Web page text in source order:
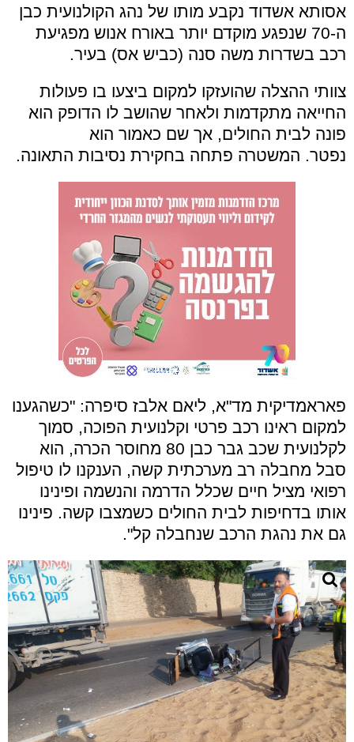
אסותא אשדוד נקבע מותו של נהג הקולנועית כבן
ה-70 שנפגע מוקדם יותר באורח אנוש מפגיעת
רכב בשדרות משה סנה (כביש אס) בעיר.
צוותי ההצלה שהועזקו למקום ביצעו בו פעולות
החייאה מתקדמות ולאחר שהושב לו הדופק הוא
פונה לבית החולים, אך שם כאמור הוא
נפטר. המשטרה פתחה בחקירת נסיבות התאונה.
פאראמדיקית מד"א, ליאם אלבז סיפרה: "כשהגענו
למקום ראינו רכב פרטי וקלנועית הפוכה, סמוך
לקלנועית שכב גבר כבן 80 מחוסר הכרה, הוא
סבל מחבלה רב מערכתית קשה, הענקנו לו טיפול
רפואי מציל חיים שכלל הדרמה והנשמה ופינינו
אותו בדחיפות לבית החולים כשמצבו קשה. פינינו
גם את נהגת הרכב שנחבלה קל".